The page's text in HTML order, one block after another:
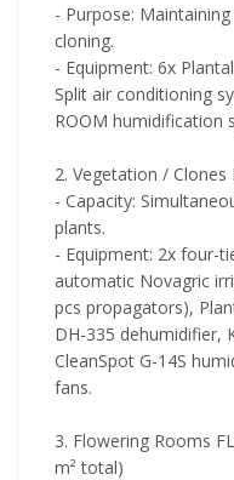
- Purpose:
cloning.
- Equipment: 6x
Split air conditioning
ROOM humidification
2. Vegetation / Clones
- Capacity:
plants.
- Equipment: 2x four-
automatic Novagric
pcs propagators),
DH-335 dehumidifier,
CleanSpot G-14S
fans.
3. Flowering Rooms
m² total)